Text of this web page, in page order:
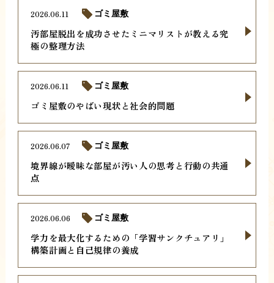
汚部屋脱出を成功させたミニマリストが教える究
極の整理方法
2026.06.11 ゴミ屋敷
ゴミ屋敷のやばい現状と社会的問題
2026.06.11 ゴミ屋敷
境界線が曖昧な部屋が汚い人の思考と行動の共通
点
2026.06.07 ゴミ屋敷
学力を最大化するための「学習サンクチュアリ」
構築計画と自己規律の養成
2026.06.06 ゴミ屋敷